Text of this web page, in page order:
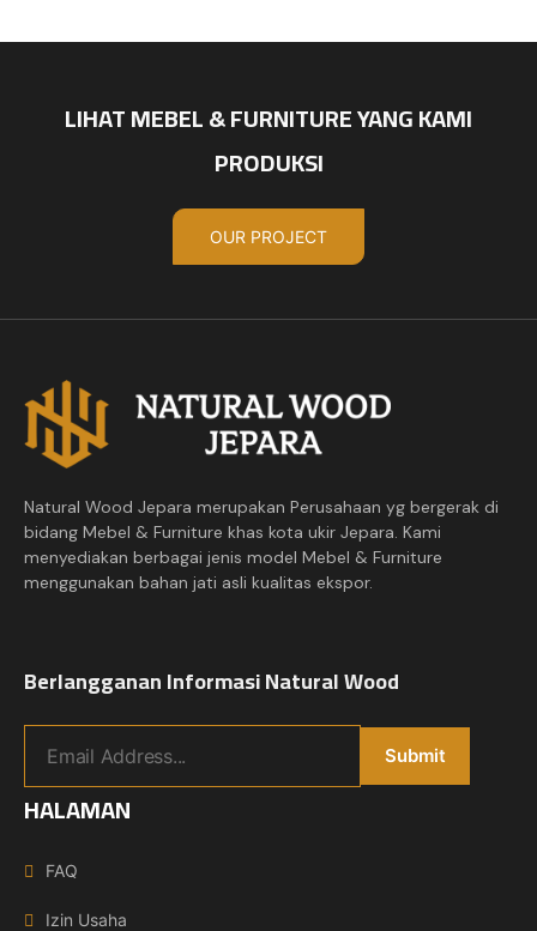
LIHAT MEBEL & FURNITURE YANG KAMI
PRODUKSI
OUR PROJECT
Natural Wood Jepara merupakan Perusahaan yg bergerak di
bidang Mebel & Furniture khas kota ukir Jepara. Kami
menyediakan berbagai jenis model Mebel & Furniture
menggunakan bahan jati asli kualitas ekspor.
Berlangganan Informasi Natural Wood
HALAMAN
FAQ
Izin Usaha